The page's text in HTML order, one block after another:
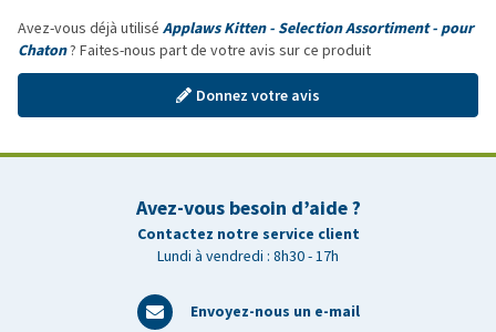
Avez-vous déjà utilisé Applaws Kitten - Selection Assortiment - pour
Chaton? Faites-nous part de votre avis sur ce produit
Donnez votre avis
Avez-vous besoin d’aide ?
Contactez notre service client
Lundi à vendredi : 8h30 - 17h
Envoyez-nous un e-mail